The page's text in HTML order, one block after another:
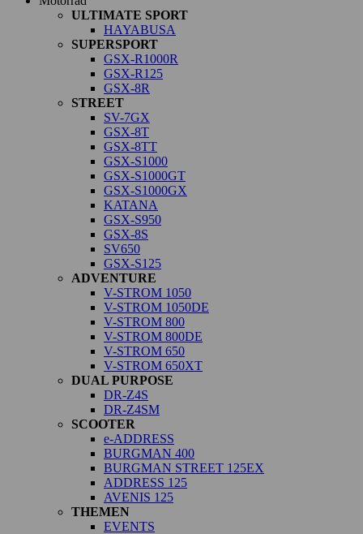
ULTIMATE SPORT
HAYABUSA
SUPERSPORT
GSX-R1000R
GSX-R125
GSX-8R
STREET
SV-7GX
GSX-8T
GSX-8TT
GSX-S1000
GSX-S1000GT
GSX-S1000GX
KATANA
GSX-S950
GSX-8S
SV650
GSX-S125
ADVENTURE
V-STROM 1050
V-STROM 1050DE
V-STROM 800
V-STROM 800DE
V-STROM 650
V-STROM 650XT
DUAL PURPOSE
DR-Z4S
DR-Z4SM
SCOOTER
e-ADDRESS
BURGMAN 400
BURGMAN STREET 125EX
ADDRESS 125
AVENIS 125
THEMEN
EVENTS